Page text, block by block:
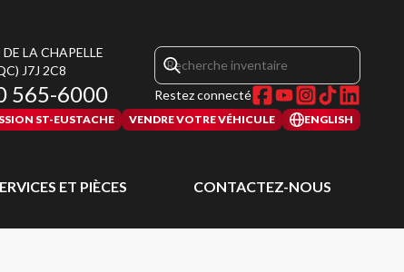
LA CHAPELLE
J7J 2C8
565-6000 Restez connecté
ST-EUSTACHE VENDRE VOTRE VÉHICULE ENGLISH
ET PIÈCES CONTACTEZ-NOUS